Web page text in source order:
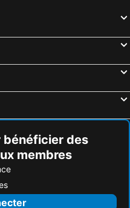
Wesseling
bénéficier des
membres